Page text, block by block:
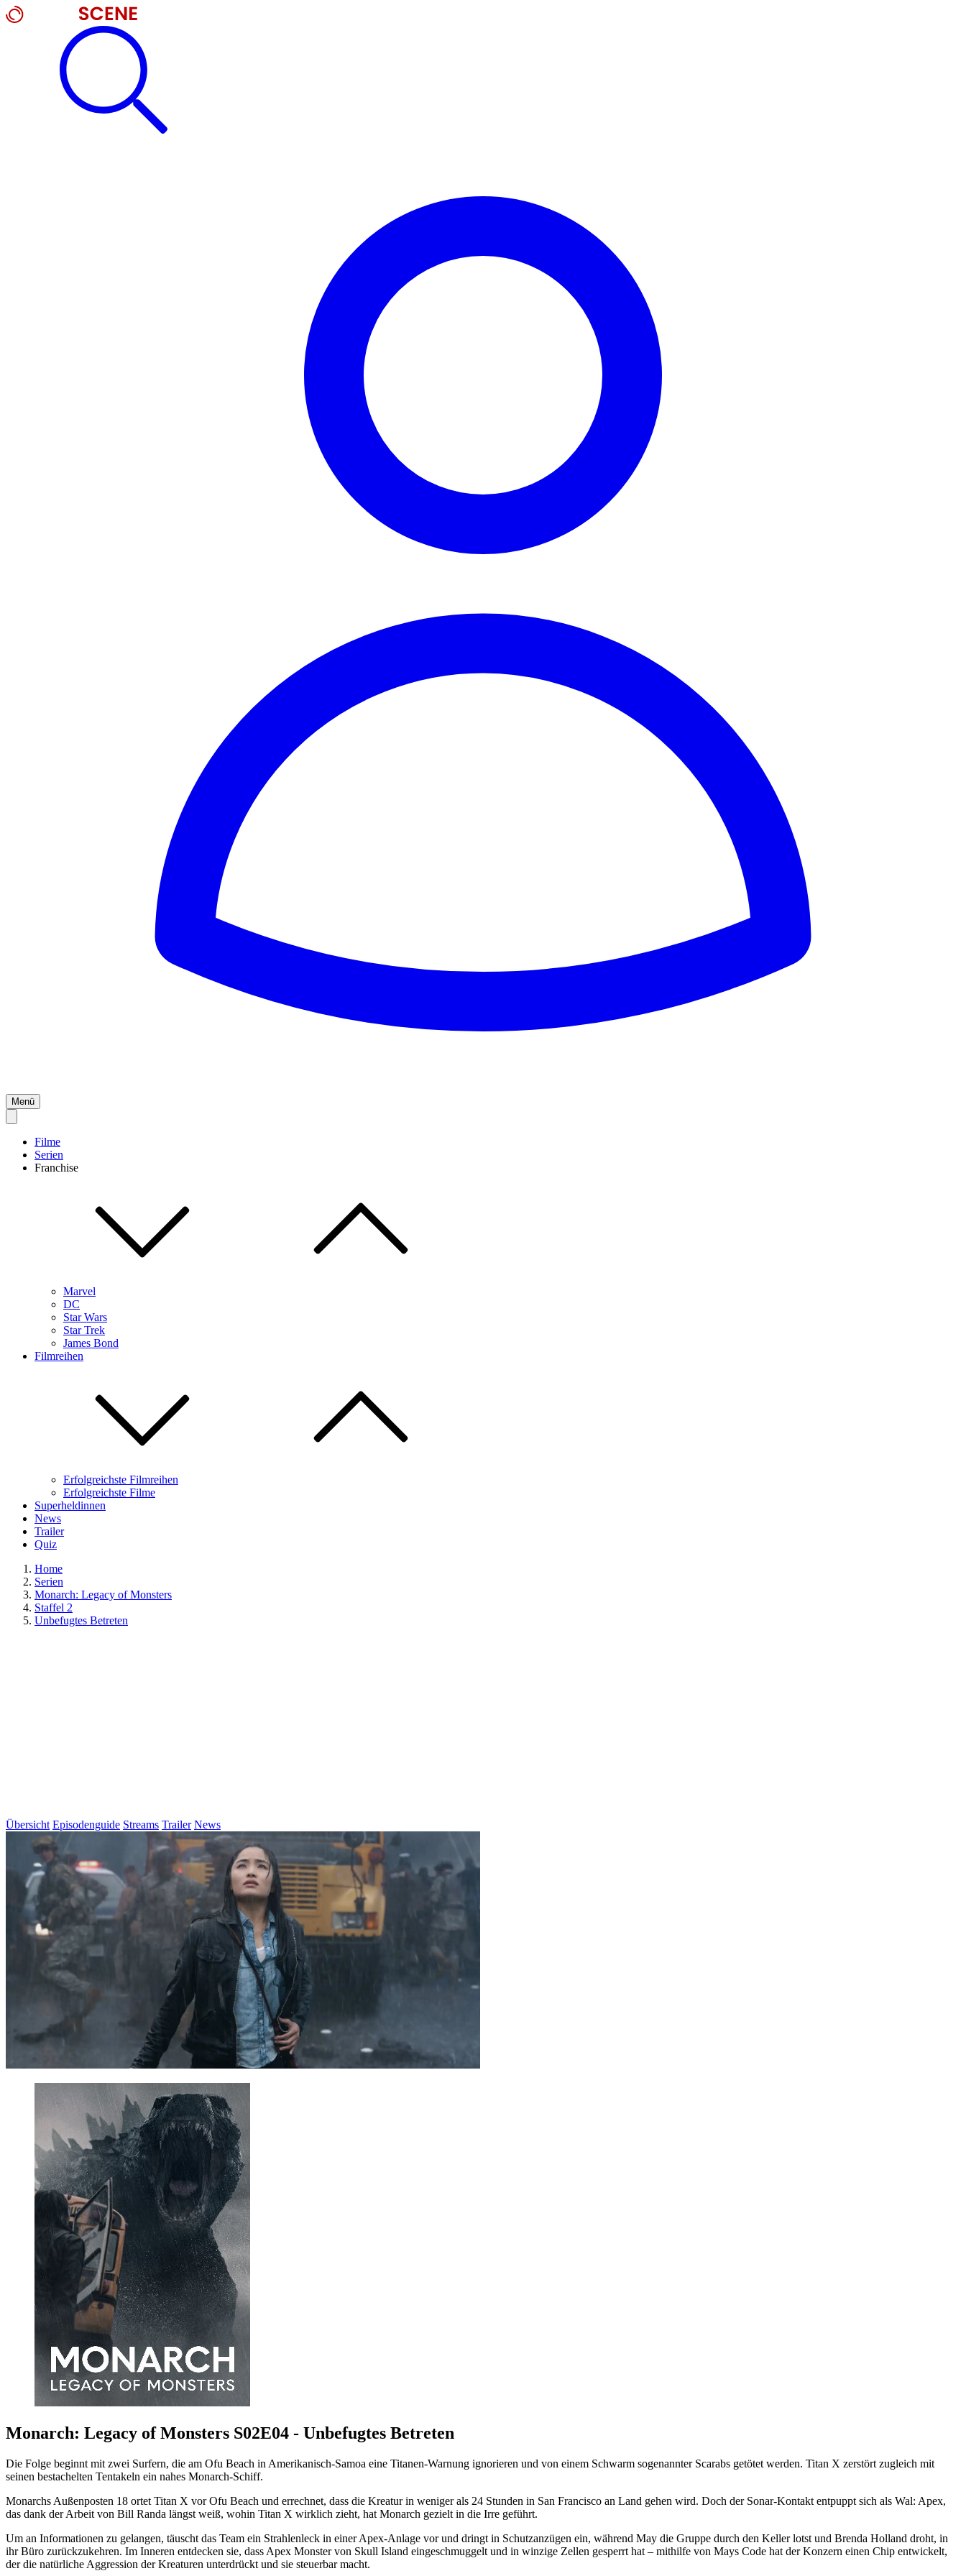
Menü
Filme
Serien
Franchise
Marvel
DC
Star Wars
Star Trek
James Bond
Filmreihen
Erfolgreichste Filmreihen
Erfolgreichste Filme
Superheldinnen
News
Trailer
Quiz
Home
Serien
Monarch: Legacy of Monsters
Staffel 2
Unbefugtes Betreten
Übersicht Episodenguide Streams Trailer News
Monarch: Legacy of Monsters S02E04 - Unbefugtes Betreten
Die Folge beginnt mit zwei Surfern, die am Ofu Beach in Amerikanisch-Samoa eine Titanen-Warnung ignorieren und von einem Schwarm sogenannter Scarabs getötet werden. Titan X zerstört zugleich mit
seinen bestachelten Tentakeln ein nahes Monarch-Schiff.
Monarchs Außenposten 18 ortet Titan X vor Ofu Beach und errechnet, dass die Kreatur in weniger als 24 Stunden in San Francisco an Land gehen wird. Doch der Sonar-Kontakt entpuppt sich als Wal: Apex,
das dank der Arbeit von Bill Randa längst weiß, wohin Titan X wirklich zieht, hat Monarch gezielt in die Irre geführt.
Um an Informationen zu gelangen, täuscht das Team ein Strahlenleck in einer Apex-Anlage vor und dringt in Schutzanzügen ein, während May die Gruppe durch den Keller lotst und Brenda Holland droht, in
ihr Büro zurückzukehren. Im Inneren entdecken sie, dass Apex Monster von Skull Island eingeschmuggelt und in winzige Zellen gesperrt hat – mithilfe von Mays Code hat der Konzern einen Chip entwickelt,
der die natürliche Aggression der Kreaturen unterdrückt und sie steuerbar macht.